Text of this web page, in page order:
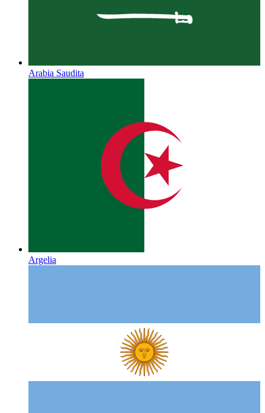
Arabia Saudita
Argelia